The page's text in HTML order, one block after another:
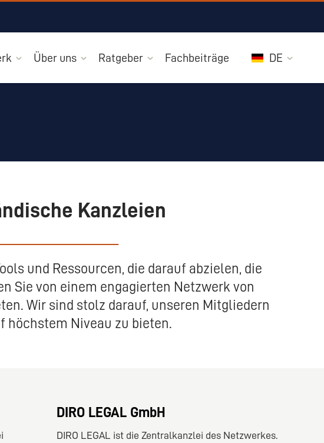
Über uns Ratgeber Fachbeiträge DE
Kanzleien
und Ressourcen, die darauf abzielen, die
Sie von einem engagierten Netzwerk von
Wir sind stolz darauf, unseren Mitgliedern
höchstem Niveau zu bieten.
DIRO LEGAL GmbH
DIRO LEGAL ist die Zentralkanzlei des Netzwerkes.